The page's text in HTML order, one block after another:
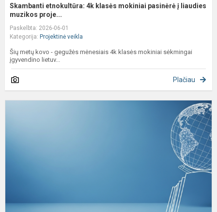
Skambanti etnokultūra: 4k klasės mokiniai pasinėrė į liaudies
muzikos proje...
Paskelbta: 2026-06-01
Kategorija: Projektinė veikla
Šių metų kovo - gegužės mėnesiais 4k klasės mokiniai sėkmingai
įgyvendino lietuv...
Plačiau